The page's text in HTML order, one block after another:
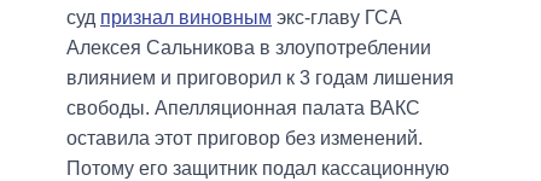
суд признал виновным экс-главу ГСА
Алексея Сальникова в злоупотреблении
влиянием и приговорил к 3 годам лишения
свободы. Апелляционная палата ВАКС
оставила этот приговор без изменений.
Потому его защитник подал кассационную